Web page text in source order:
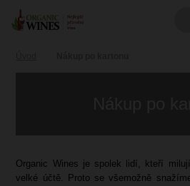
Organic Wines je spolek lidí, kteří
velké účtě. Proto se všemožně